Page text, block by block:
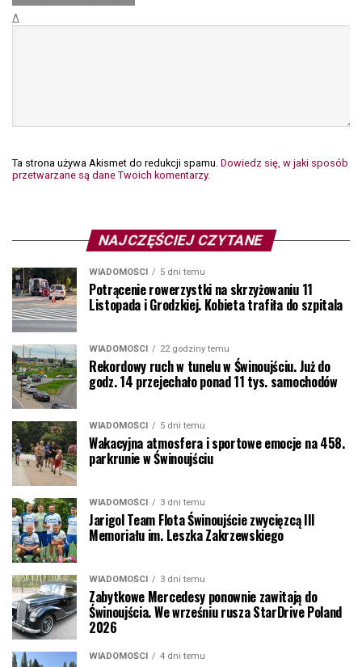
Δ
Ta strona używa Akismet do redukcji spamu. Dowiedz się, w jaki sposób
przetwarzane są dane Twoich komentarzy.
NAJCZĘŚCIEJ CZYTANE
WIADOMOŚCI 5 dni temu
Potrącenie rowerzystki na skrzyżowaniu 11
Listopada i Grodzkiej. Kobieta trafiła do szpitala
WIADOMOŚCI 22 godziny temu
Rekordowy ruch w tunelu w Świnoujściu. Już do
godz. 14 przejechało ponad 11 tys. samochodów
WIADOMOŚCI 5 dni temu
Wakacyjna atmosfera i sportowe emocje na 458.
parkrunie w Świnoujściu
WIADOMOŚCI 3 dni temu
Jarigol Team Flota Świnoujście zwycięzcą III
Memoriału im. Leszka Zakrzewskiego
WIADOMOŚCI 3 dni temu
Zabytkowe Mercedesy ponownie zawitają do
Świnoujścia. We wrześniu rusza StarDrive Poland
2026
WIADOMOŚCI 4 dni temu